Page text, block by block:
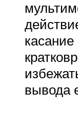
вывода